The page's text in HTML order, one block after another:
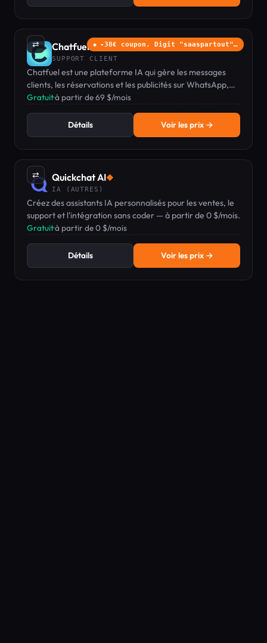
⇄ -38€ coupon. Digit "saaspartout"…
Chatfuel ◆
SUPPORT CLIENT
Chatfuel est une plateforme IA qui gère les messages
clients, les réservations et les publicités sur WhatsApp,
Instagram et Facebook pour les entreprises de services.
Gratuit·à partir de 69 $/mois
Détails Voir les prix →
⇄ Quickchat AI◆
IA (AUTRES)
Créez des assistants IA personnalisés pour les ventes, le
support et l'intégration sans coder — à partir de 0 $/mois.
Gratuit·à partir de 0 $/mois
Détails Voir les prix →